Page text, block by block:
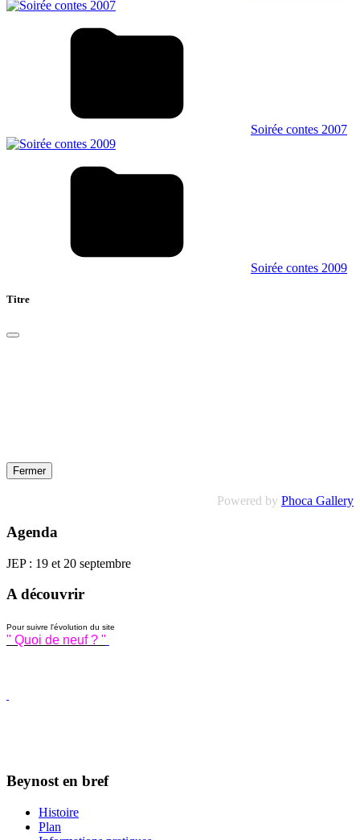
Soirée contes 2007
Soirée contes 2009
Titre
Fermer
Powered by Phoca Gallery
Agenda
JEP : 19 et 20 septembre
A découvrir
Pour suivre l'évolution du site
" Quoi de neuf ? "
Beynost en bref
Histoire
Plan